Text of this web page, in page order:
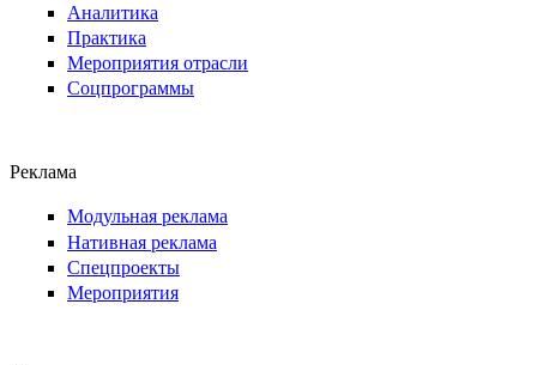
Аналитика
Практика
Мероприятия отрасли
Соцпрограммы
Реклама
Модульная реклама
Нативная реклама
Спецпроекты
Мероприятия